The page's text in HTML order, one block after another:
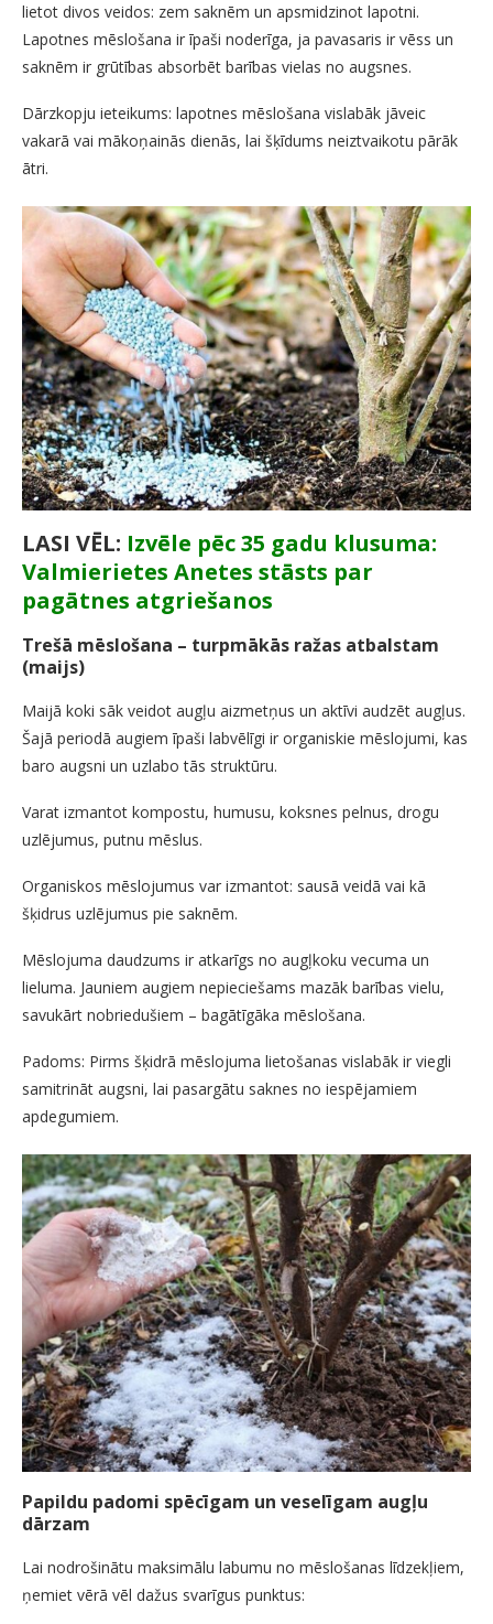
lietot divos veidos: zem saknēm un apsmidzinot lapotni.
Lapotnes mēslošana ir īpaši noderīga, ja pavasaris ir vēss un
saknēm ir grūtības absorbēt barības vielas no augsnes.
Dārzkopju ieteikums: lapotnes mēslošana vislabāk jāveic
vakarā vai mākoņainās dienās, lai šķīdums neiztvaikotu pārāk
ātri.
LASI VĒL: Izvēle pēc 35 gadu klusuma:
Valmierietes Anetes stāsts par
pagātnes atgriešanos
Trešā mēslošana – turpmākās ražas atbalstam
(maijs)
Maijā koki sāk veidot augļu aizmetņus un aktīvi audzēt augļus.
Šajā periodā augiem īpaši labvēlīgi ir organiskie mēslojumi, kas
baro augsni un uzlabo tās struktūru.
Varat izmantot kompostu, humusu, koksnes pelnus, drogu
uzlējumus, putnu mēslus.
Organiskos mēslojumus var izmantot: sausā veidā vai kā
šķidrus uzlējumus pie saknēm.
Mēslojuma daudzums ir atkarīgs no augļkoku vecuma un
lieluma. Jauniem augiem nepieciešams mazāk barības vielu,
savukārt nobriedušiem – bagātīgāka mēslošana.
Padoms: Pirms šķidrā mēslojuma lietošanas vislabāk ir viegli
samitrināt augsni, lai pasargātu saknes no iespējamiem
apdegumiem.
Papildu padomi spēcīgam un veselīgam augļu
dārzam
Lai nodrošinātu maksimālu labumu no mēslošanas līdzekļiem,
ņemiet vērā vēl dažus svarīgus punktus: